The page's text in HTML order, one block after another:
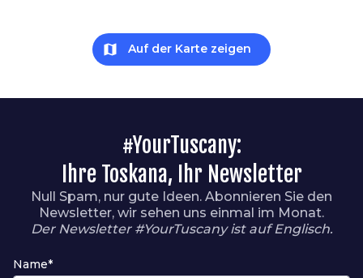
map Auf der Karte zeigen
#YourTuscany:
Ihre Toskana, Ihr Newsletter
Null Spam, nur gute Ideen. Abonnieren Sie den
Newsletter, wir sehen uns einmal im Monat.
Der Newsletter #YourTuscany ist auf Englisch.
Name*